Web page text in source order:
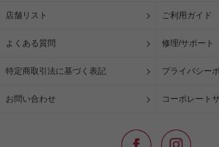
店舗リスト ご利用ガイド
よくある質問 修理/サポート
特定商取引法に基づく表記 プライバシー
お問い合わせ コーポレート